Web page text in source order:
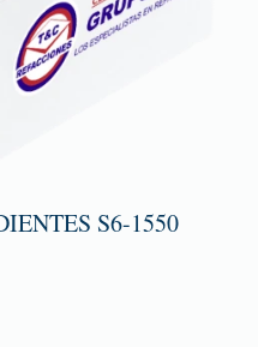
S6-1550